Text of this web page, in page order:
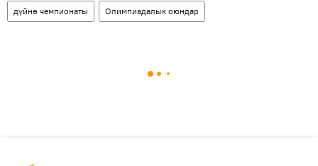
дүйнө чемпионаты Олимпиадалык оюндар